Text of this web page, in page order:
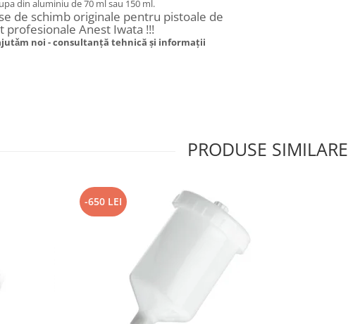
din aluminiu de 70 ml sau 150 ml.
de schimb originale pentru pistoale de
profesionale Anest Iwata !!!
noi - consultanță tehnică și informații
PRODUSE SIMILARE
-650 LEI